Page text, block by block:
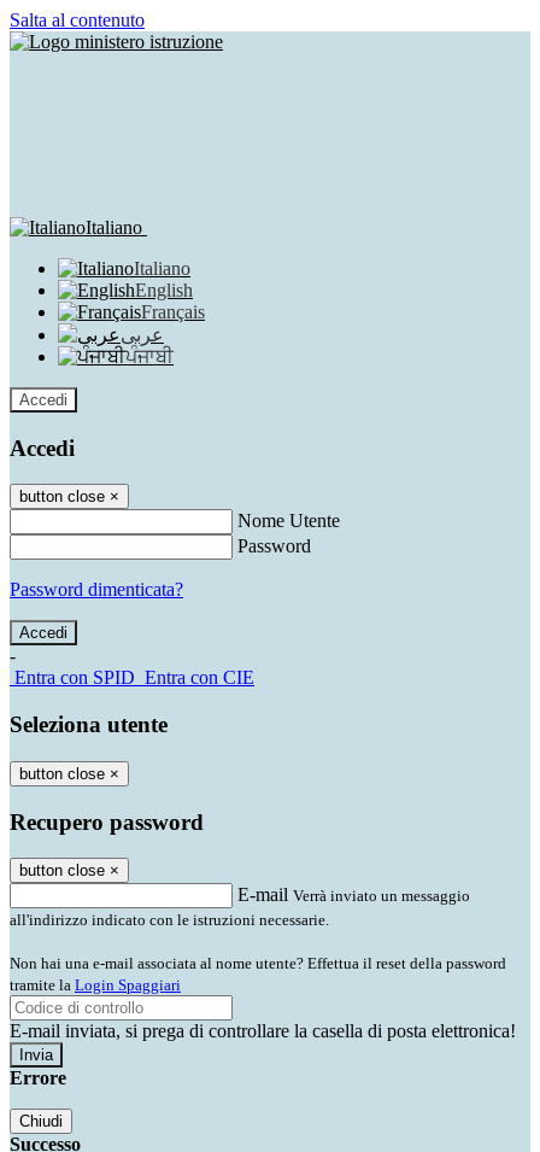
Salta al contenuto
Italiano
Italiano
English
Français
عربى
ਪੰਜਾਬੀ
Accedi
Accedi
button close ×
Nome Utente
Password
Password dimenticata?
-
Entra con SPID Entra con CIE
Seleziona utente
button close ×
Recupero password
button close ×
E-mail Verrà inviato un messaggio
all'indirizzo indicato con le istruzioni necessarie.
Non hai una e-mail associata al nome utente? Effettua il reset della password
tramite la Login Spaggiari
E-mail inviata, si prega di controllare la casella di posta elettronica!
Errore
Chiudi
Successo